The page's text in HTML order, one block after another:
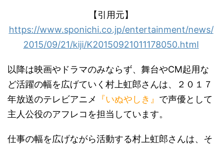
【引用元】
https://www.sponichi.co.jp/entertainment/news/
2015/09/21/kiji/K20150921011178050.html
以降は映画やドラマのみならず、舞台やCM起用な
ど活躍の幅を広げていく村上虹郎さんは、２０１７
年放送のテレビアニメ
『いぬやしき』 で声優として
主人公役のアフレコを担当しています。
仕事の幅を広げながら活動する村上虹郎さんは、そ